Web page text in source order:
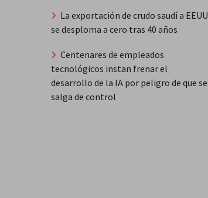
La exportación de crudo saudí a EEUU
se desploma a cero tras 40 años
Centenares de empleados
tecnológicos instan frenar el
desarrollo de la IA por peligro de que se
salga de control